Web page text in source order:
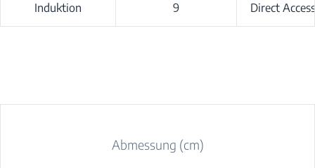
Induktion 9 Direct
Abmessung (cm)